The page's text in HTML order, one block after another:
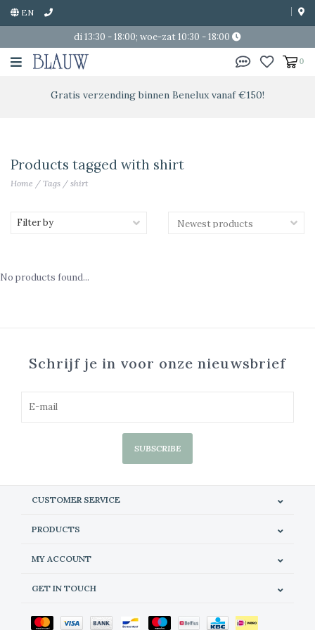
EN
di 13:30 - 18:00; woe-zat 10:30 - 18:00
0
Gratis verzending binnen Benelux vanaf €150!
Products tagged with shirt
Home / Tags / shirt
Filter by
No products found...
Schrijf je in voor onze nieuwsbrief
SUBSCRIBE
CUSTOMER SERVICE
PRODUCTS
MY ACCOUNT
GET IN TOUCH